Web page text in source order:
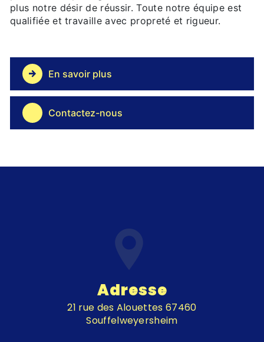
plus notre désir de réussir. Toute notre équipe est
qualifiée et travaille avec propreté et rigueur.
En savoir plus
Contactez-nous
Adresse
21 rue des Alouettes 67460
Souffelweyersheim